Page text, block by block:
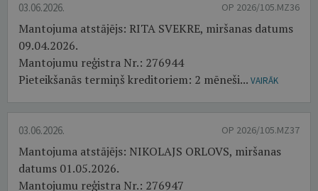
03.06.2026. OP 2026/105.MZ36
Mantojuma atstājējs: RITA SVEKRE, miršanas datums
09.04.2026.
Mantojumu reģistra Nr.: 276944
Pieteikšanās termiņš kreditoriem: 2 mēneši... VAIRĀK
03.06.2026. OP 2026/105.MZ37
Mantojuma atstājējs: NIKOLAJS ORLOVS, miršanas
datums 01.05.2026.
Mantojumu reģistra Nr.: 276947